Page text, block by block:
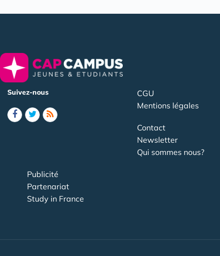
Suivez-nous
CGU
Mentions légales
Contact
Newsletter
Qui sommes nous?
Publicité
Partenariat
Study in France